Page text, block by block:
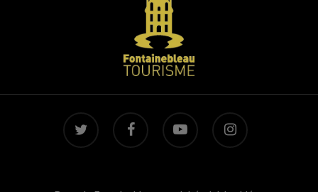
twitter facebook youtube instagram